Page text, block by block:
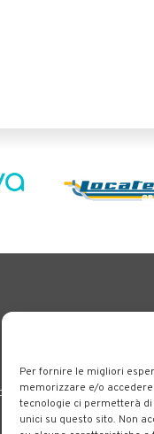
Per fornire le migliori
memorizzare e/o
tecnologie ci permetterà
unici su questo sito. Non
locale su tutto il territorio